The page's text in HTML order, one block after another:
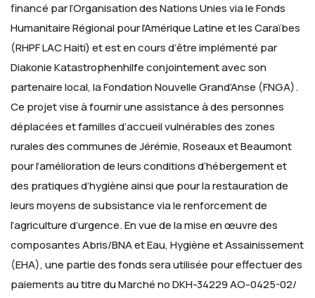
financé parl’Organisation des Nations Unies via le Fonds
Humanitaire Régional pour l’Amérique Latine et les Caraïbes
(RHPF LACHaiti) et est en cours d’être implémenté par
Diakonie Katastrophenhilfe conjointement avec son
partenaire local, laFondation Nouvelle Grand’Anse (FNGA).
Ce projet vise à fournir une assistance à des personnes
déplacées et famillesd’accueil vulnérables des zones
rurales des communes de Jérémie, Roseaux et Beaumont
pour l’amélioration de leursconditions d’hébergement et
des pratiques d’hygiène ainsi que pour la restauration de
leurs moyens de subsistance via lerenforcement de
l’agriculture d’urgence. En vue de la mise en œuvre des
composantes Abris/BNA et Eau, Hygiène etAssainissement
(EHA), une partie des fonds sera utilisée pour effectuer des
paiements au titre du Marché no DKH-34229AO-0425-02/